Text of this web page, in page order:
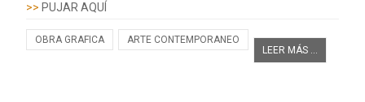
>> PUJAR AQUÍ
OBRA GRAFICA
ARTE CONTEMPORANEO
LEER MÁS ...